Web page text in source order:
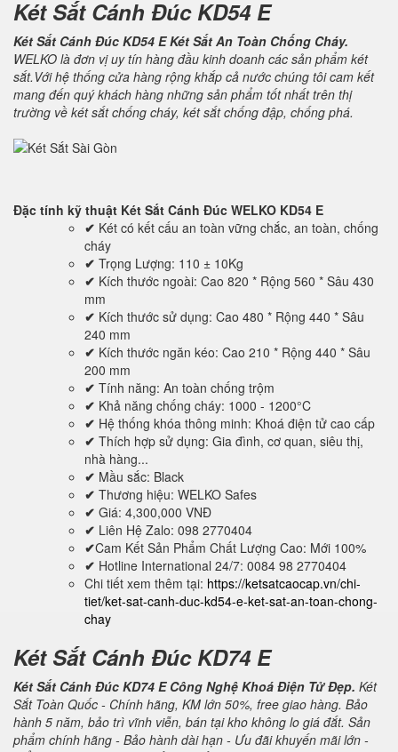
Két Sắt Cánh Đúc KD54 E
Két Sắt Cánh Đúc KD54 E Két Sắt An Toàn Chống Cháy.
WELKO là đơn vị uy tín hàng đầu kinh doanh các sản phẩm két
sắt.Với hệ thống cửa hàng rộng khắp cả nước chúng tôi cam kết
mang đến quý khách hàng những sản phẩm tốt nhất trên thị
trường về két sắt chống cháy, két sắt chống đập, chống phá.
Đặc tính kỹ thuật Két Sắt Cánh Đúc WELKO KD54 E
✔ Két có kết cấu an toàn vững chắc, an toàn, chống
cháy
✔ Trọng Lượng: 110 ± 10Kg
✔ Kích thước ngoài: Cao 820 * Rộng 560 * Sâu 430
mm
✔ Kích thước sử dụng: Cao 480 * Rộng 440 * Sâu
240 mm
✔ Kích thước ngăn kéo: Cao 210 * Rộng 440 * Sâu
200 mm
✔ Tính năng: An toàn chống trộm
✔ Khả năng chống cháy: 1000 - 1200°C
✔ Hệ thống khóa thông minh: Khoá điện tử cao cấp
✔ Thích hợp sử dụng: Gia đình, cơ quan, siêu thị,
nhà hàng...
✔ Mầu sắc: Black
✔ Thương hiệu: WELKO Safes
✔ Giá: 4,300,000 VNĐ
✔ Liên Hệ Zalo: 098 2770404
✔Cam Kết Sản Phẩm Chất Lượng Cao: Mới 100%
✔ Hotline International 24/7: 0084 98 2770404
Chi tiết xem thêm tại: https://ketsatcaocap.vn/chi-
tiet/ket-sat-canh-duc-kd54-e-ket-sat-an-toan-chong-
chay
Két Sắt Cánh Đúc KD74 E
Két Sắt Cánh Đúc KD74 E Công Nghệ Khoá Điện Tử Đẹp. Két
Sắt Toàn Quốc - Chính hãng, KM lớn 50%, free giao hàng. Bảo
hành 5 năm, bảo trì vĩnh viễn, bán tại kho không lo giá đắt. Sản
phẩm chính hãng - Bảo hành dài hạn - Ưu đãi khuyến mãi lớn -